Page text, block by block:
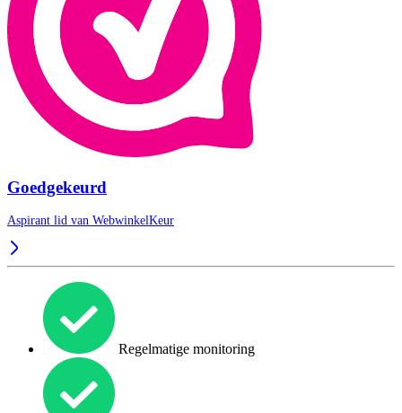
Goedgekeurd
Aspirant lid van WebwinkelKeur
Regelmatige monitoring